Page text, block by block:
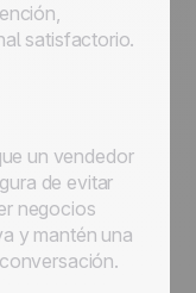
satisfactorio.
un vendedor
de evitar
negocios
y mantén una